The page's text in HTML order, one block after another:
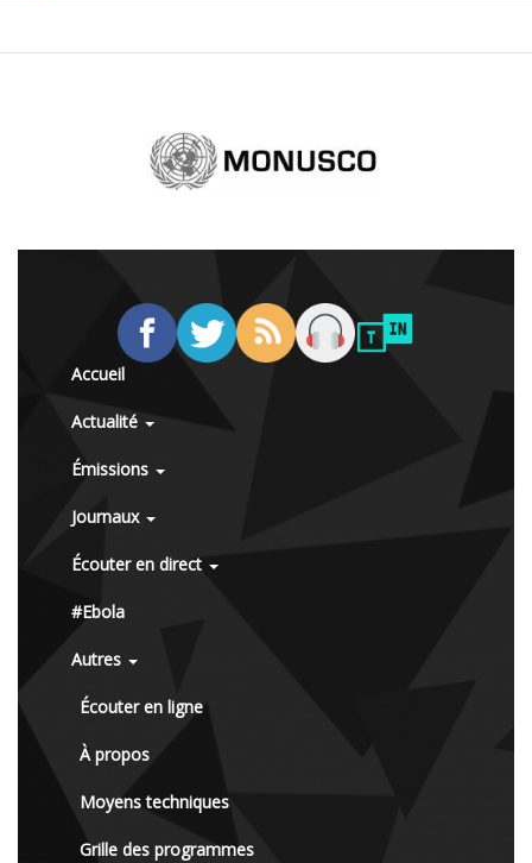
Accueil
Actualité
Émissions
Journaux
Écouter en direct
#Ebola
Autres
Écouter en ligne
À propos
Moyens techniques
Grille des programmes